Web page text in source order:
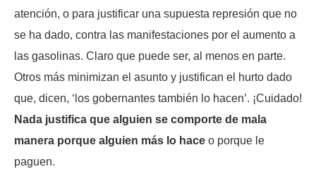
atención, o para justificar una supuesta represión que no
se ha dado, contra las manifestaciones por el aumento a
las gasolinas. Claro que puede ser, al menos en parte.
Otros más minimizan el asunto y justifican el hurto dado
que, dicen, ‘los gobernantes también lo hacen’. ¡Cuidado!
Nada justifica que alguien se comporte de mala
manera porque alguien más lo hace o porque le
paguen.